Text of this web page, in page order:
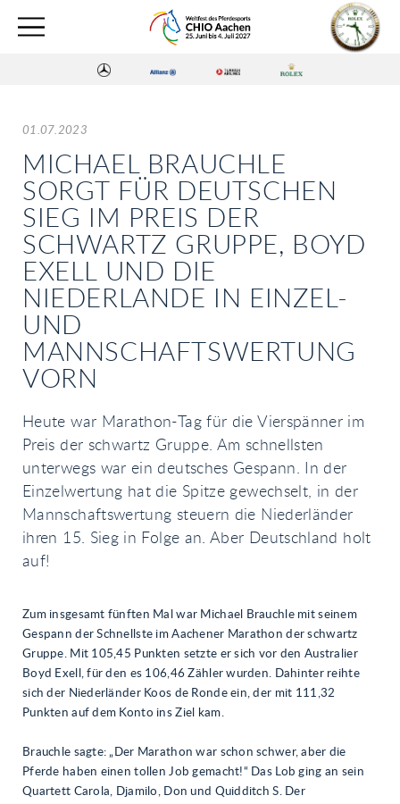
01.07.2023
MICHAEL BRAUCHLE
SORGT FÜR DEUTSCHEN
SIEG IM PREIS DER
SCHWARTZ GRUPPE, BOYD
EXELL UND DIE
NIEDERLANDE IN EINZEL-
UND
MANNSCHAFTSWERTUNG
VORN
Heute war Marathon-Tag für die Vierspänner im
Preis der schwartz Gruppe. Am schnellsten
unterwegs war ein deutsches Gespann. In der
Einzelwertung hat die Spitze gewechselt, in der
Mannschaftswertung steuern die Niederländer
ihren 15. Sieg in Folge an. Aber Deutschland holt
auf!
Zum insgesamt fünften Mal war Michael Brauchle mit seinem
Gespann der Schnellste im Aachener Marathon der schwartz
Gruppe. Mit 105,45 Punkten setzte er sich vor den Australier
Boyd Exell, für den es 106,46 Zähler wurden. Dahinter reihte
sich der Niederländer Koos de Ronde ein, der mit 111,32
Punkten auf dem Konto ins Ziel kam.
Brauchle sagte: „Der Marathon war schon schwer, aber die
Pferde haben einen tollen Job gemacht!“ Das Lob ging an sein
Quartett Carola, Djamilo, Don und Quidditch S. Der